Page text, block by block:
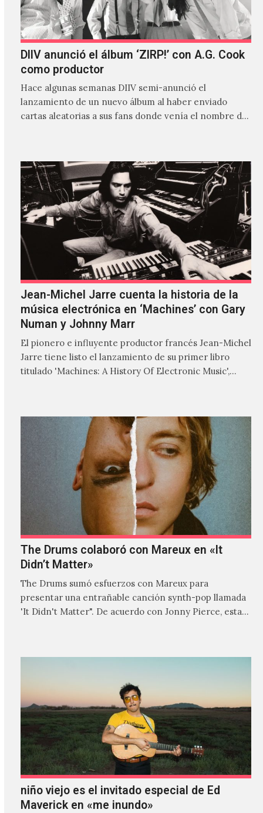
DIIV anunció el álbum ‘ZIRP!’ con A.G. Cook
como productor
Hace algunas semanas DIIV semi-anunció el
lanzamiento de un nuevo álbum al haber enviado
cartas aleatorias a sus fans donde venía el nombre de
Jean-Michel Jarre cuenta la historia de la
música electrónica en ‘Machines’ con Gary
Numan y Johnny Marr
El pionero e influyente productor francés Jean-Michel
Jarre tiene listo el lanzamiento de su primer libro
titulado 'Machines: A History Of Electronic Music',
The Drums colaboró con Mareux en «It
Didn’t Matter»
The Drums sumó esfuerzos con Mareux para
presentar una entrañable canción synth-pop llamada
'It Didn't Matter". De acuerdo con Jonny Pierce, esta
niño viejo es el invitado especial de Ed
Maverick en «me inundo»